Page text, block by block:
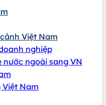
Việt Nam
nghiệp
nước ngoài sang VN
Việt Nam